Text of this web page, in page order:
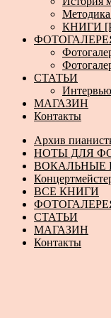
КНИГИ
СТАТЬИ
Интервью
МАГАЗИН
Контакты
Архив
НОТЫ ДЛЯ
ВОКАЛЬНЫЕ
ВСЕ КНИГИ
СТАТЬИ
МАГАЗИН
Контакты